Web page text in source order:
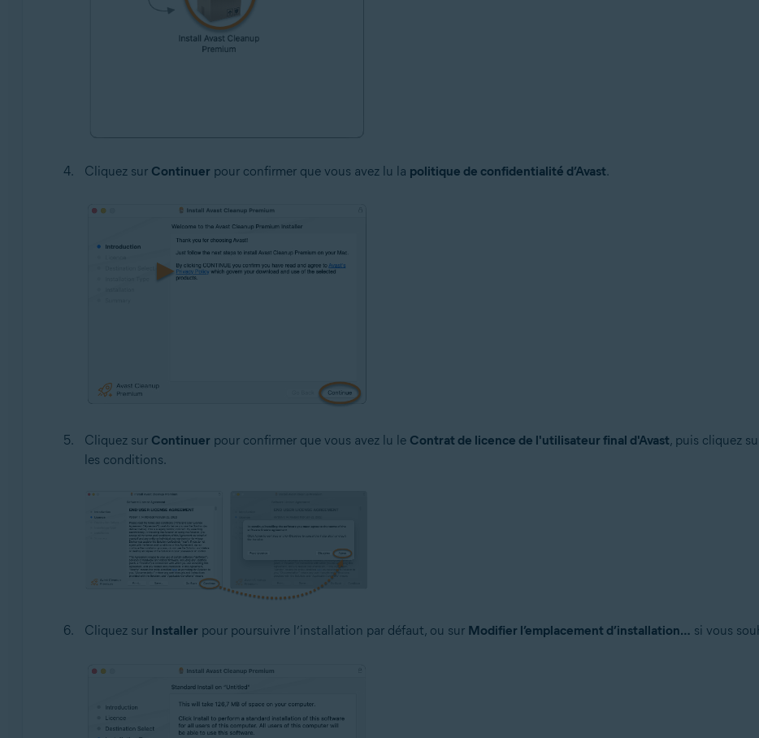
Cliquez sur Continuer pour confirmer que vous avez lu la politique de confidentialité d’Avast.
Cliquez sur Continuer pour confirmer que vous avez lu le Contrat de licence de l'utilisateur final d'Avast, puis cliquez
les conditions.
Cliquez sur Installer pour poursuivre l’installation par défaut, ou sur Modifier l’emplacement d’installation… si vous